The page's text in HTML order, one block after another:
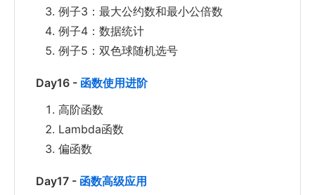
例子3：最大公约数和最小公倍数
例子4：数据统计
例子5：双色球随机选号
Day16 - 函数使用进阶
高阶函数
Lambda函数
偏函数
Day17 - 函数高级应用